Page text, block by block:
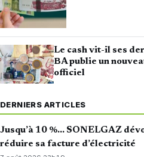
Le cash vit-il ses
BA publie un
officiel
DERNIERS ARTICLES
Jusqu’à 10 %… SONELGAZ
réduire sa facture d’électricité